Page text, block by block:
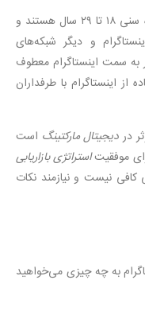
نزدیک به ۶۰٪ کاربران اینستاگرام در محدوده سنی ۱۸ تا ۲۹ سال هستند و
و دیگر شبکه‌های
به سمت اینستاگرام معطوف
از اینستاگرام با طرفداران
دردیجیتال مارکتینگاست
موفقیتاستراتژی بازاریابی
نیست و نیازمند نکات
به چه چیزی می‌خواهید